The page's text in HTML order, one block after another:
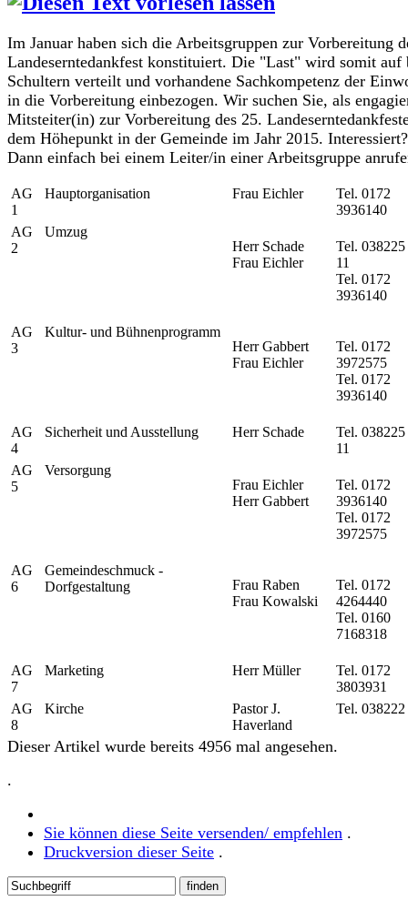
Im Januar haben sich die Arbeitsgruppen zur Vorbereitung
Landeserntedankfest konstituiert. Die "Last" wird somit auf
Schultern verteilt und vorhandene Sachkompetenz der
in die Vorbereitung einbezogen. Wir suchen Sie, als
Mitsteiter(in) zur Vorbereitung des 25.
dem Höhepunkt in der Gemeinde im Jahr 2015. Interessiert?
Dann einfach bei einem Leiter/in einer Arbeitsgruppe
AG
1
Hauptorganisation Frau Eichler
Tel. 0172
3936140
AG
2
Umzug
Herr Schade
Frau Eichler
Tel.
11
Tel. 0172
3936140
AG
3
Kultur- und Bühnenprogramm
Herr Gabbert
Frau Eichler
Tel. 0172
3972575
Tel. 0172
3936140
AG
4
Sicherheit und Ausstellung Herr Schade
Tel.
11
AG
5
Versorgung
Frau Eichler
Herr Gabbert
Tel. 0172
3936140
Tel. 0172
3972575
AG
6
Gemeindeschmuck -
Dorfgestaltung
Frau Raben
Frau Kowalski
Tel. 0172
4264440
Tel. 0160
7168318
AG
7
Marketing Herr Müller
Tel. 0172
3803931
AG
8
Kirche
Pastor J.
Haverland
Tel.
Dieser Artikel wurde bereits 4956 mal angesehen.
.
Sie können diese Seite versenden/ empfehlen .
Druckversion dieser Seite .